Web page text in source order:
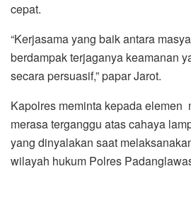
cepat.
“Kerjasama yang baik antara
berdampak terjaganya keamanan
secara persuasif,” papar Jarot.
Kapolres meminta kepada elemen
merasa terganggu atas cahaya
yang dinyalakan saat
wilayah hukum Polres